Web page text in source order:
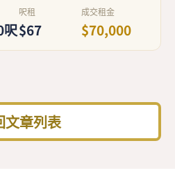
呎
呎租
$67
成交租金
$70,000
文章列表